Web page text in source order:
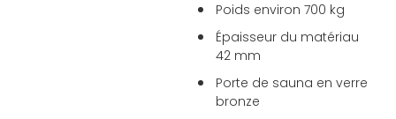
Poids environ 700 kg
Épaisseur du matériau
42 mm
Porte de sauna en verre
bronze